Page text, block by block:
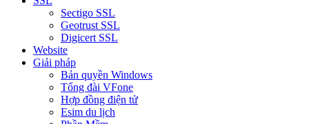
Sectigo SSL
Geotrust SSL
Digicert SSL
Website
Giải pháp
Bản quyền Windows
Tổng đài VFone
Hợp đồng điện tử
Esim du lịch